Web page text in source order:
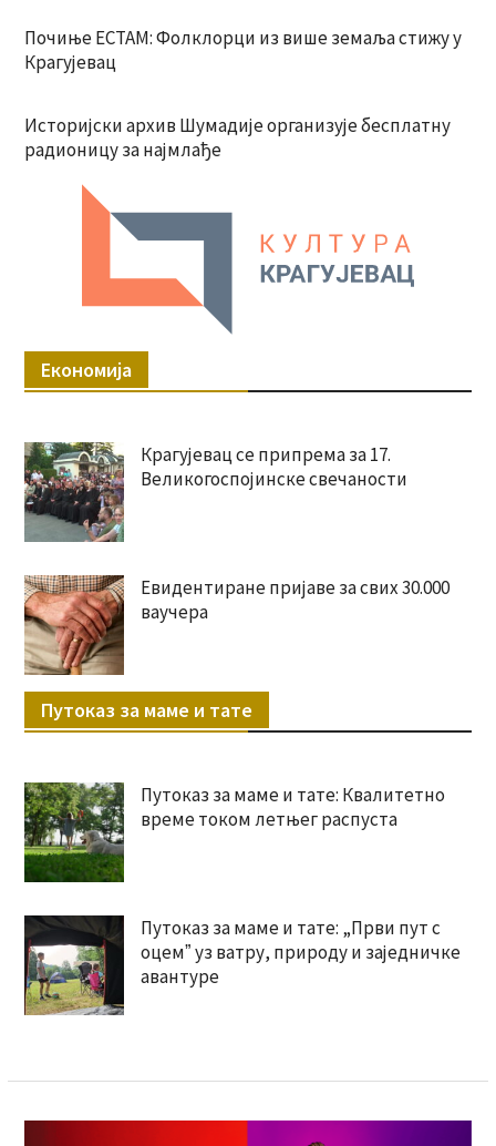
Почиње ЕСТАМ: Фолклорци из више земаља стижу у
Крагујевац
Историјски архив Шумадије организује бесплатну
радионицу за најмлађе
Економија
Крагујевац се припрема за 17.
Великогоспојинске свечаности
Евидентиране пријаве за свих 30.000
ваучера
Путоказ за маме и тате
Путоказ за маме и тате: Квалитетно
време током летњег распуста
Путоказ за маме и тате: „Први пут с
оцемˮ уз ватру, природу и заједничке
авантуре